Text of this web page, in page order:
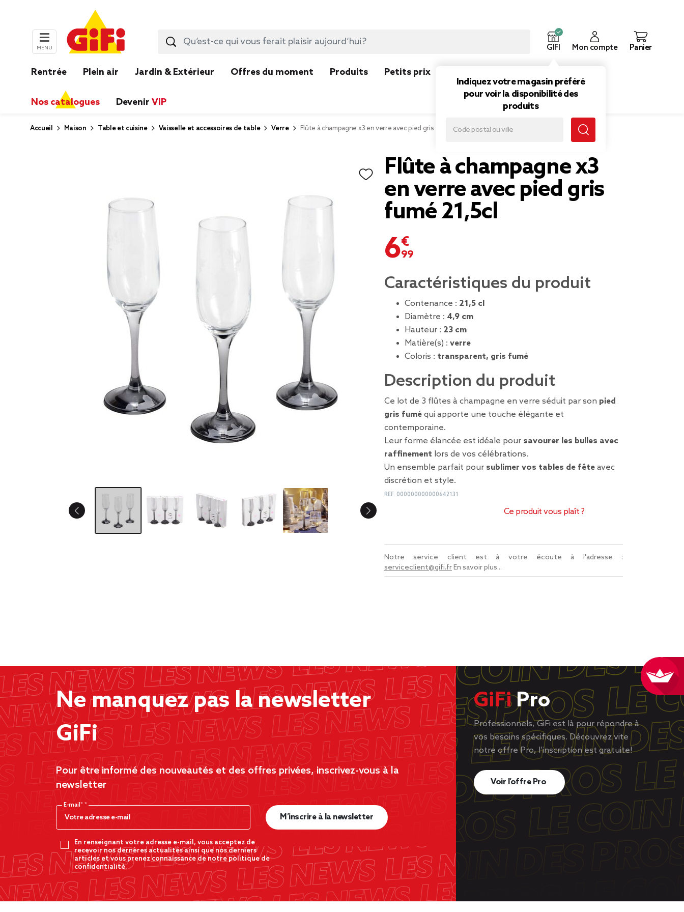
MENU GIFI
Indiquez votre magasin préféré
pour voir la disponibilité des
produits
Mon compte Panier
Rentrée Plein air Jardin & Extérieur Offres du moment Produits Petits prix
Nos catalogues Devenir VIP
Accueil Maison Table et cuisine Vaisselle et accessoires de table Verre Flûte à champagne x3 en verre avec pied gris fumé 21,5cl
Flûte à champagne x3
en verre avec pied gris
fumé 21,5cl
6,99 €
Caractéristiques du produit
Contenance : 21,5 cl
Diamètre : 4,9 cm
Hauteur : 23 cm
Matière(s) : verre
Coloris : transparent, gris fumé
Description du produit
Ce lot de 3 flûtes à champagne en verre séduit par son pied
gris fumé qui apporte une touche élégante et
contemporaine.
Leur forme élancée est idéale pour savourer les bulles avec
raffinement lors de vos célébrations.
Un ensemble parfait pour sublimer vos tables de fête avec
discrétion et style.
REF. 000000000000642131
Ce produit vous plaît ?
Notre service client est à votre écoute à l'adresse :
serviceclient@gifi.frEn savoir plus...
Ne manquez pas la newsletter
GiFi
Pour être informé des nouveautés et des offres privées, inscrivez-vous à la
newsletter
E-mail*
En renseignant votre adresse e-mail, vous acceptez de
recevoir nos dernères actualités ainsi que nos derniers
articles et vous prenez connaissance de notre politique de
confidentialité.
M’inscrire à la newsletter
GiFiPro
Professionnels, GiFi est là pour répondre à
vos besoins spécifiques. Découvrez vite
notre offre Pro, l’inscription est gratuite!
Voir l’offre Pro